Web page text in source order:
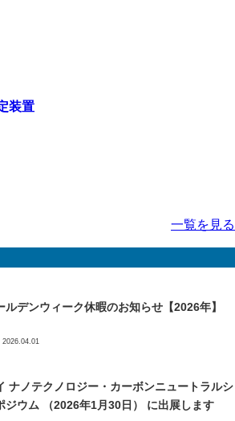
装置
一覧を見る
ルデンウィーク休暇のお知らせ【2026年】
2026.04.01
ナノテクノロジー・カーボンニュートラルシ
ジウム （2026年1月30日） に出展します